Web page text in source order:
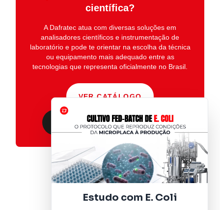
Estudo com E. Coli
científica?
A Dafratec atua com diversas soluções em
analisadores científicos e instrumentação de
laboratórioe pode te orientar na escolha da técnica
ou equipamento mais adequado entre as
tecnologias que representa oficialmente no Brasil.
VER CATÁLOGO
WHATSAPP (11) 9.9799-7073